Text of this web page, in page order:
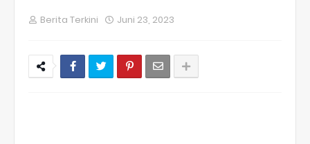
Berita Terkini Juni 23, 2023